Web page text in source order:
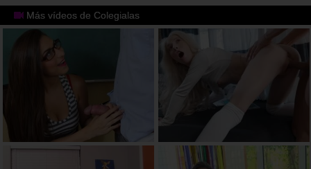
Más vídeos de Colegialas